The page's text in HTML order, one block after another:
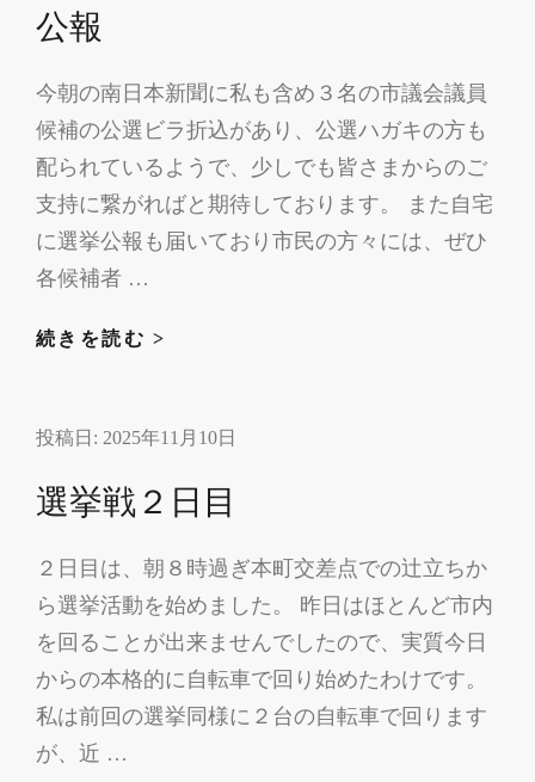
公報
今朝の南日本新聞に私も含め３名の市議会議員
候補の公選ビラ折込があり、公選ハガキの方も
配られているようで、少しでも皆さまからのご
支持に繋がればと期待しております。 また自宅
に選挙公報も届いており市民の方々には、ぜひ
各候補者 …
続きを読む >
ラ・
選
ガ
キ・
選
挙
公
投稿日: 2025年11月10日
選挙戦２日目
２日目は、朝８時過ぎ本町交差点での辻立ちか
ら選挙活動を始めました。 昨日はほとんど市内
を回ることが出来ませんでしたので、実質今日
からの本格的に自転車で回り始めたわけです。
私は前回の選挙同様に２台の自転車で回ります
が、近 …